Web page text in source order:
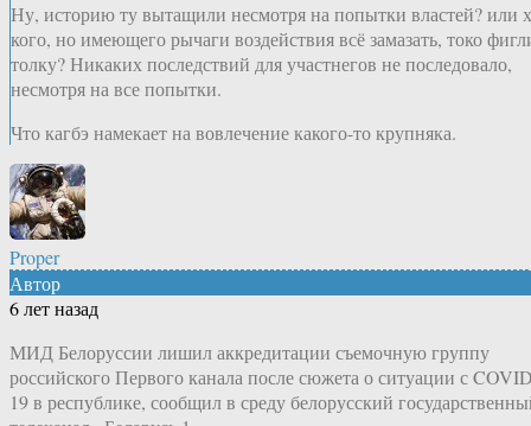
Ну, историю ту вытащили несмотря на попытки властей? или
кого, но имеющего рычаги воздействия всё замазать, токо
толку? Никаких последствий для участнегов не последовало,
несмотря на все попытки.
Что кагбэ намекает на вовлечение какого-то крупняка.
Proper
Автор
6 лет назад
МИД Белоруссии лишил аккредитации съемочную группу
российского Первого канала после сюжета о ситуации с
19 в республике, сообщил в среду белорусский